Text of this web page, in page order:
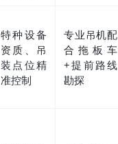
特种设备
资质、吊
装点位精
准控制
专业吊机配
合拖板车
+提前路线
勘探